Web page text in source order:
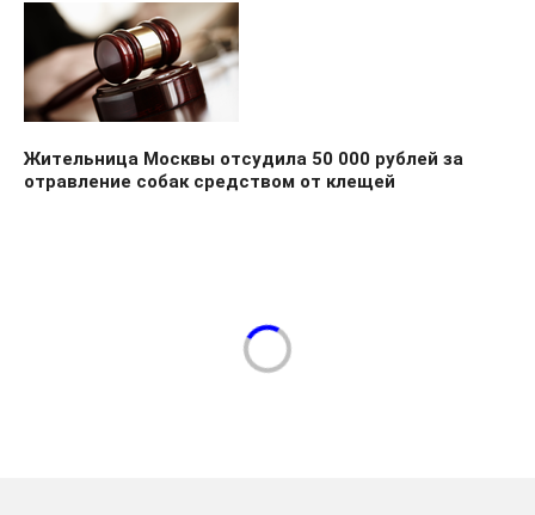
Жительница Москвы отсудила 50 000 рублей за
отравление собак средством от клещей